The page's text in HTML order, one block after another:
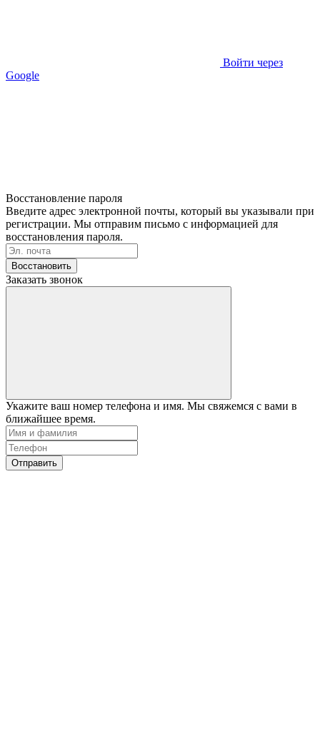
Войти через
Google
Восстановление пароля
Введите адрес электронной почты, который вы указывали при
регистрации. Мы отправим письмо с информацией для
восстановления пароля.
Восстановить
Заказать звонок
Укажите ваш номер телефона и имя. Мы свяжемся с вами в
ближайшее время.
Отправить